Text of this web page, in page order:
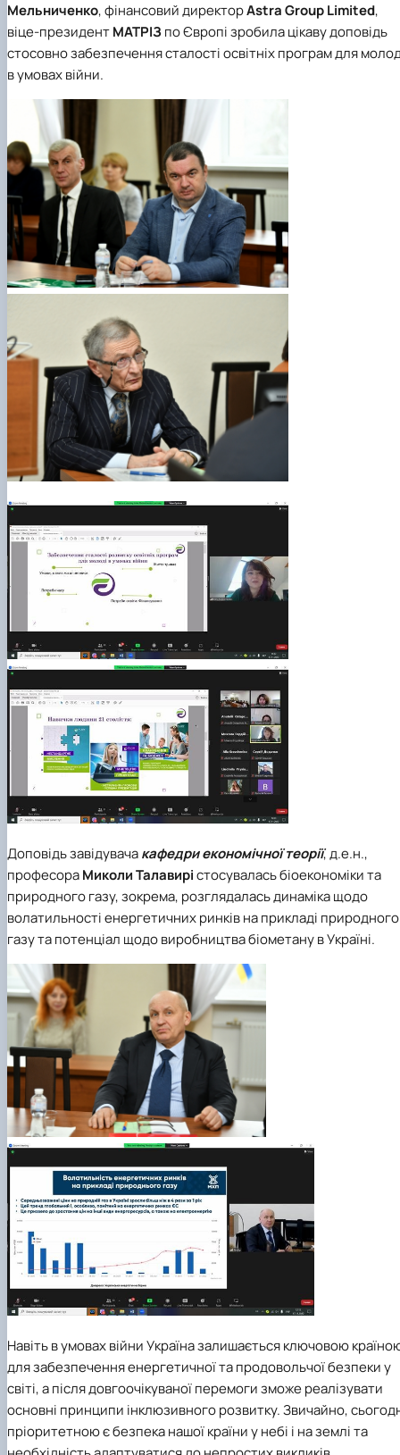
Мельниченко, фінансовий директорAstra Group Limited,
віце-президентМАТРІЗпо Європі зробила цікаву доповідь
стосовно забезпечення сталості освітніх програм для
в умовах війни.
Доповідь завідувачакафедри економічної теорії, д.е.н.,
професораМиколи Талавирістосувалась біоекономіки та
природного газу, зокрема, розглядалась динаміка щодо
волатильності енергетичних ринків на прикладі природного
газу та потенціал щодо виробництва біометану в Україні.
Навіть в умовах війни Україна залишається ключовою
для забезпечення енергетичної та продовольчої безпеки у
світі, а після довгоочікуваної перемоги зможе реалізувати
основні принципи інклюзивного розвитку. Звичайно,
пріоритетною є безпека нашої країни у небі і на землі та